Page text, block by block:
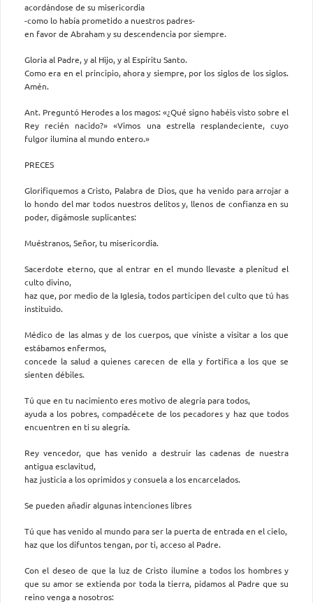
acordándose de su misericordia
-como lo había prometido a nuestros padres-
en favor de Abraham y su descendencia por siempre.
Gloria al Padre, y al Hijo, y al Espíritu Santo.
Como era en el principio, ahora y siempre, por los siglos de los siglos.
Amén.
Ant. Preguntó Herodes a los magos: «¿Qué signo habéis visto sobre el
Rey recién nacido?» «Vimos una estrella resplandeciente, cuyo
fulgor ilumina al mundo entero.»
PRECES
Glorifiquemos a Cristo, Palabra de Dios, que ha venido para arrojar a
lo hondo del mar todos nuestros delitos y, llenos de confianza en su
poder, digámosle suplicantes:
Muéstranos, Señor, tu misericordia.
Sacerdote eterno, que al entrar en el mundo llevaste a plenitud el
culto divino,
haz que, por medio de la Iglesia, todos participen del culto que tú has
instituido.
Médico de las almas y de los cuerpos, que viniste a visitar a los que
estábamos enfermos,
concede la salud a quienes carecen de ella y fortifica a los que se
sienten débiles.
Tú que en tu nacimiento eres motivo de alegría para todos,
ayuda a los pobres, compadécete de los pecadores y haz que todos
encuentren en ti su alegría.
Rey vencedor, que has venido a destruir las cadenas de nuestra
antigua esclavitud,
haz justicia a los oprimidos y consuela a los encarcelados.
Se pueden añadir algunas intenciones libres
Tú que has venido al mundo para ser la puerta de entrada en el cielo,
haz que los difuntos tengan, por ti, acceso al Padre.
Con el deseo de que la luz de Cristo ilumine a todos los hombres y
que su amor se extienda por toda la tierra, pidamos al Padre que su
reino venga a nosotros: